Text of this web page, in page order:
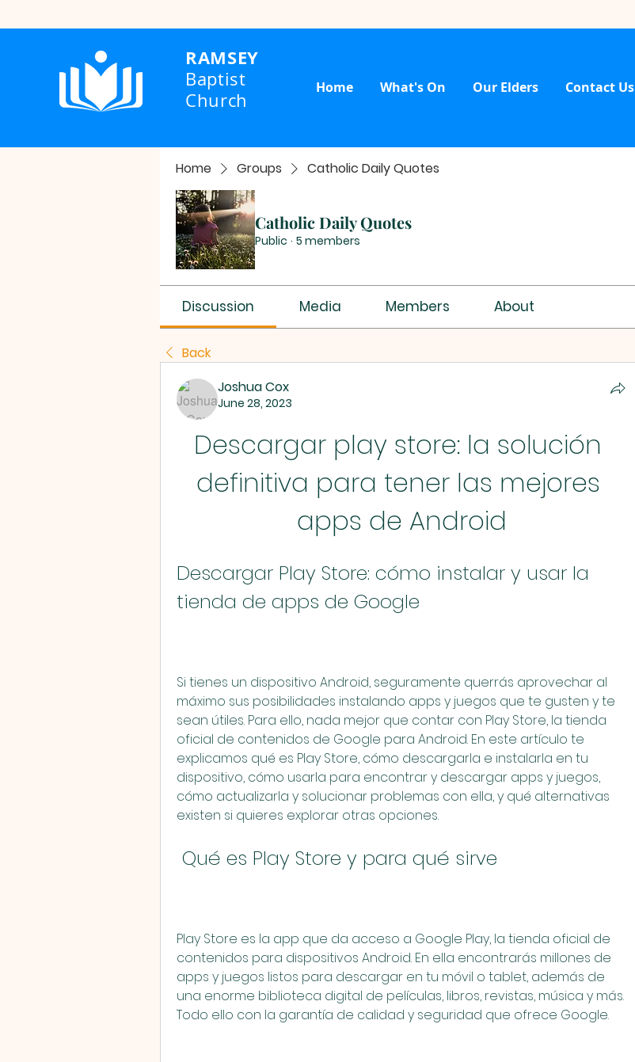
RAMSEY
Baptist
Church
Home What's On Our Elders Contact Us
Home Groups Catholic Daily Quotes
Catholic Daily Quotes
Public · 5 members
Discussion Media Members About
Back
Joshua Cox
June 28, 2023
Descargar play store: la solución
definitiva para tener las mejores
apps de Android
Descargar Play Store: cómo instalar y usar la
tienda de apps de Google
Si tienes un dispositivo Android, seguramente querrás aprovechar al
máximo sus posibilidades instalando apps y juegos que te gusten y te
sean útiles. Para ello, nada mejor que contar con Play Store, la tienda
oficial de contenidos de Google para Android. En este artículo te
explicamos qué es Play Store, cómo descargarla e instalarla en tu
dispositivo, cómo usarla para encontrar y descargar apps y juegos,
cómo actualizarla y solucionar problemas con ella, y qué alternativas
existen si quieres explorar otras opciones.
Qué es Play Store y para qué sirve
Play Store es la app que da acceso a Google Play, la tienda oficial de
contenidos para dispositivos Android. En ella encontrarás millones de
apps y juegos listos para descargar en tu móvil o tablet, además de
una enorme biblioteca digital de películas, libros, revistas, música y más.
Todo ello con la garantía de calidad y seguridad que ofrece Google.